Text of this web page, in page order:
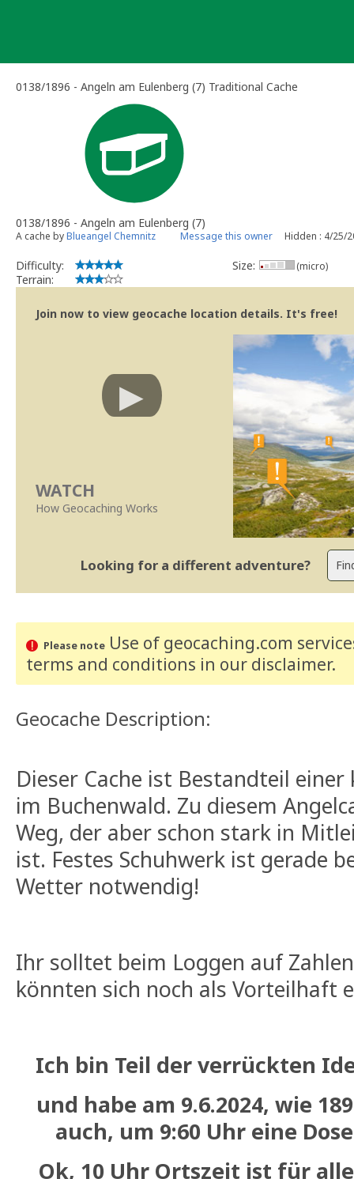
0138/1896 - Angeln am Eulenberg (7) Traditional Cache
0138/1896 - Angeln am Eulenberg (7)
A cache byBlueangel Chemnitz Message this owner Hidden : 4/25/
Difficulty:
Terrain:
Size: (micro)
Join now to view geocache location details. It's free!
WATCH
How Geocaching Works
Looking for a different adventure?
Please noteUse of geocaching.com
terms and conditions in our disclaimer.
Geocache Description:
Dieser Cache ist Bestandteil
im Buchenwald. Zu diesem
Weg, der aber schon stark in
ist. Festes Schuhwerk ist gerade
Wetter notwendig!
Ihr solltet beim Loggen auf
könnten sich noch als Vorteilhaft
Ich bin Teil der verrückten
und habe am 9.6.2024, wie
auch, um 9:60 Uhr eine
Ok, 10 Uhr Ortszeit ist für